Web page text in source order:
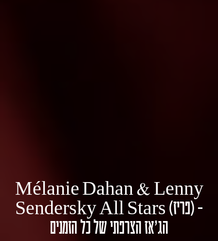
Mélanie Dahan & Lenny
Sendersky All Stars (פריז) –
הג'אז הצרפתי של כל הזמנים